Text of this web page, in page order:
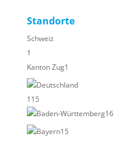
Standorte
Schweiz
1
Kanton Zug1
Deutschland
115
Baden-Württemberg16
Bayern15